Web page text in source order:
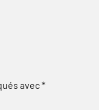
avec*